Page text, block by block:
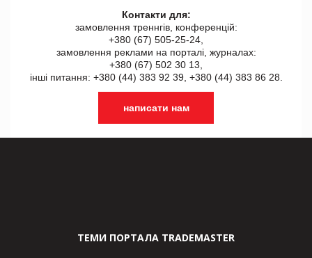
Контакти для:
замовлення треннгів, конференцій:
+380 (67) 505-25-24,
замовлення реклами на порталі, журналах:
+380 (67) 502 30 13,
інші питання: +380 (44) 383 92 39, +380 (44) 383 86 28.
написати нам
ТЕМИ ПОРТАЛА TRADEMASTER